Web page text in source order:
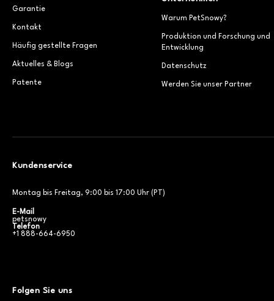
Garantie
Kontakt
Häufig gestellte Fragen
Aktuelles & Blogs
Patente
Warum PetSnowy?
Produktion und Forschung und
Entwicklung
Datenschutz
Werden Sie unser Partner
Kundenservice
Montag bis Freitag, 9:00 bis 17:00 Uhr (PT)
E-Mail
petsnowy
Telefon
+1 888-664-6950
Folgen Sie uns